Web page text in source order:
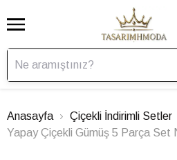
Anasayfa Çiçekli İndirimli Setler
Yapay Çiçekli Gümüş 5 Parça Set